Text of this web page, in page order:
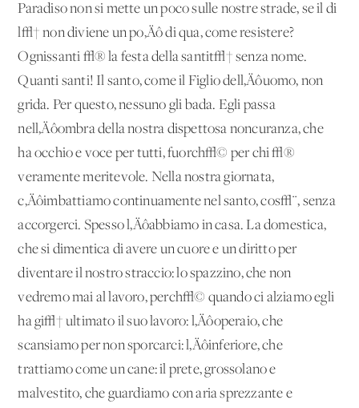
Paradiso non si mette un poco sulle nostre strade, se il di
l√† non diviene un po‚Äô di qua, come resistere?
Ognissanti √® la festa della santit√† senza nome.
Quanti santi! Il santo, come il Figlio dell‚Äôuomo, non
grida. Per questo, nessuno gli bada. Egli passa
nell‚Äôombra della nostra dispettosa noncuranza, che
ha occhio e voce per tutti, fuorch√© per chi √®
veramente meritevole. Nella nostra giornata,
c‚Äôimbattiamo continuamente nel santo, cos√¨, senza
accorgerci. Spesso l‚Äôabbiamo in casa. La domestica,
che si dimentica di avere un cuore e un diritto per
diventare il nostro straccio: lo spazzino, che non
vedremo mai al lavoro, perch√© quando ci alziamo egli
ha gi√† ultimato il suo lavoro: l‚Äôoperaio, che
scansiamo per non sporcarci: l‚Äôinferiore, che
trattiamo come un cane: il prete, grossolano e
malvestito, che guardiamo con aria sprezzante e